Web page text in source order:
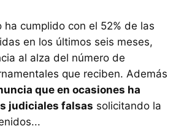
ha cumplido con el 52% de las
en los últimos seis meses,
al alza del número de
que reciben. Además
que en ocasiones ha
judiciales falsas solicitando la